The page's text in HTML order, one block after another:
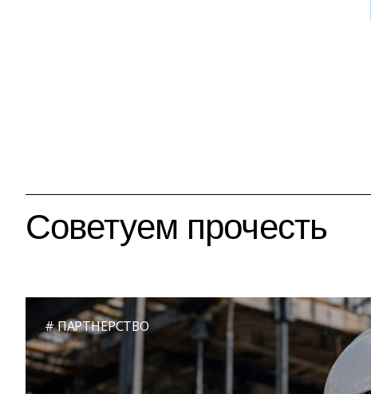
Советуем прочесть
ПАРТНЕРСТВО